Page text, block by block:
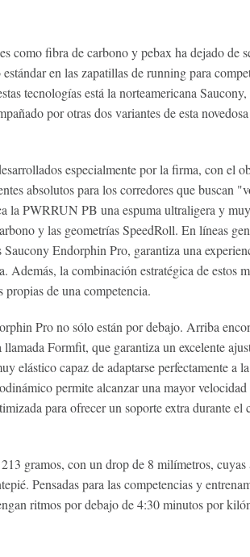
como fibra de carbono y pebax ha dejado de
en las zapatillas de running para
tecnologías está la norteamericana Saucony,
por otras dos variantes de esta
especialmente por la firma, con el
absolutos para los corredores que buscan
la PWRRUN PB una espuma ultraligera y
y las geometrías SpeedRoll. En líneas
Endorphin Pro, garantiza una
Además, la combinación estratégica de estos
de una competencia.
Pro no sólo están por debajo. Arriba
Formfit, que garantiza un excelente
elástico capaz de adaptarse perfectamente a
permite alcanzar una mayor
para ofrecer un soporte extra durante el
gramos, con un drop de 8 milímetros, cuyas
Pensadas para las competencias y
ritmos por debajo de 4:30 minutos por